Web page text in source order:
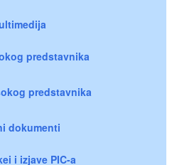
predstavnika
predstavnika
dokumenti
i izjave PIC-a